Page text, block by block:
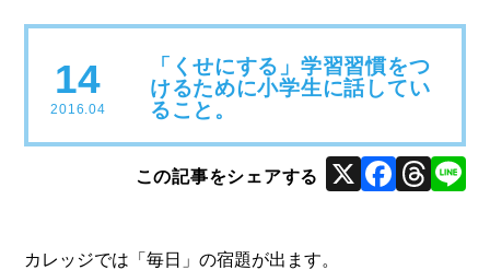
14
2016.04
「くせにする」学習習慣をつ
けるために小学生に話してい
ること。
X
カレッジでは「毎日」の宿題が出ます。